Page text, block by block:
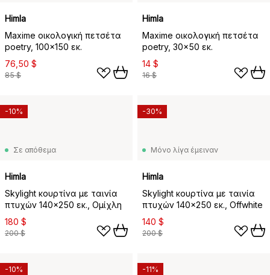
Himla
Maxime οικολογική πετσέτα
poetry, 100x150 εκ.
76,50 $
85 $
Himla
Maxime οικολογική πετσέτα
poetry, 30x50 εκ.
14 $
16 $
Σε απόθεμα
Himla
Skylight κουρτίνα με ταινία
πτυχών 140x250 εκ., Ομίχλη
180 $
200 $
-10%
Μόνο λίγα έμειναν
Himla
Skylight κουρτίνα με ταινία
πτυχών 140x250 εκ., Offwhite
140 $
200 $
-30%
-10% -11%